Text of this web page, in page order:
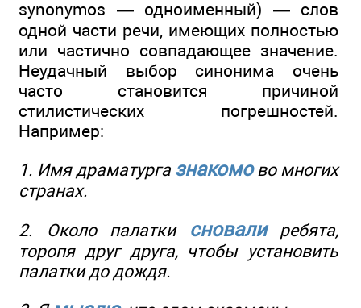
synonymos — одноименный) — слов
одной части речи, имеющих полностью
или частично совпадающее значение.
Неудачный выбор синонима очень
часто становится причиной
стилистических погрешностей.
Например:
1. Имя драматурга знакомово многих
странах.
2. Около палатки сновалиребята,
торопя друг друга, чтобы установить
палатки до дождя.